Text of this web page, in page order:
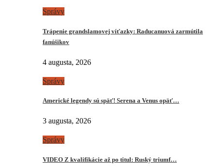
Správy
Trápenie grandslamovej víťazky: Raducanuová zarmútila
fanúšikov
4 augusta, 2026
Správy
Americké legendy sú späť! Serena a Venus opäť…
3 augusta, 2026
Správy
VIDEO Z kvalifikácie až po titul: Ruský triumf…